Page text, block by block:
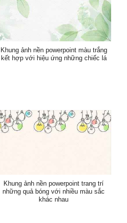
Khung ảnh nền powerpoint màu trắng
kết hợp với hiệu ứng những chiếc lá
Khung ảnh nền powerpoint trang trí
những quả bóng với nhiều màu sắc
khác nhau